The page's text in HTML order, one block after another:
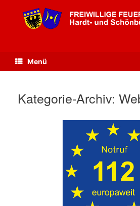
springen
Menü
Kategorie-Archiv: